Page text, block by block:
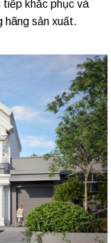
tiếp khắc phục và
hãng sản xuất.